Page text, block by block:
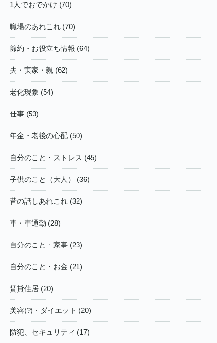
1人でおでかけ (70)
職場のあれこれ (70)
節約・お役立ち情報 (64)
夫・実家・親 (62)
老化現象 (54)
仕事 (53)
年金・老後の心配 (50)
自分のこと・ストレス (45)
子供のこと（大人） (36)
昔の話しあれこれ (32)
車・車通勤 (28)
自分のこと・家事 (23)
自分のこと・お金 (21)
賃貸住居 (20)
美容(?)・ダイエット (20)
防犯、セキュリティ (17)